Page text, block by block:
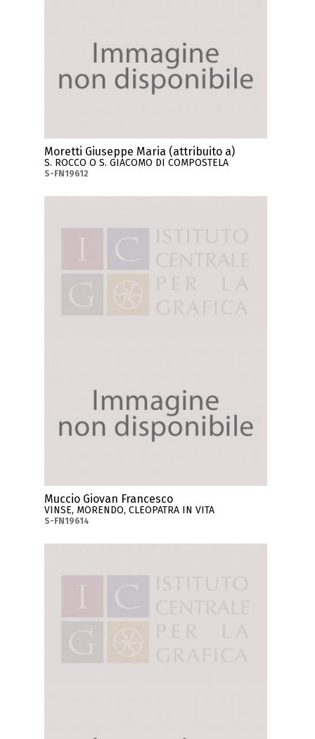
Moretti Giuseppe Maria (attribuito a)
S. ROCCO O S. GIACOMO DI COMPOSTELA
S-FN19612
Muccio Giovan Francesco
VINSE, MORENDO, CLEOPATRA IN VITA
S-FN19614